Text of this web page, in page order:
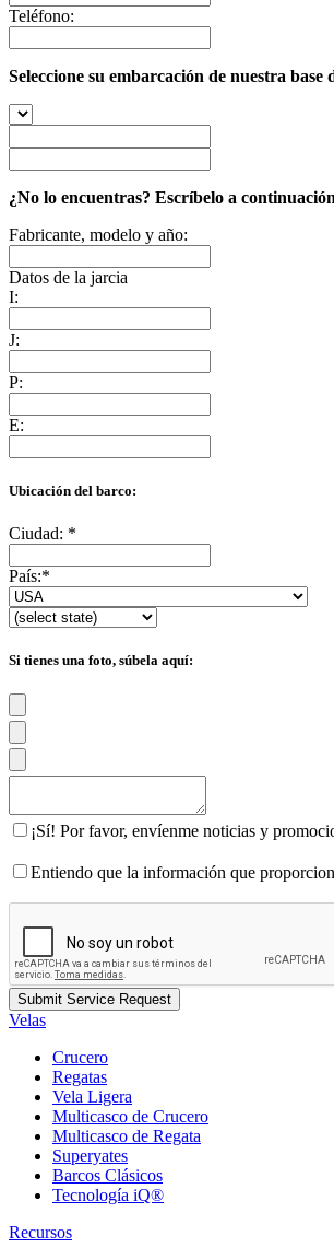
Teléfono:
Seleccione su embarcación de nuestra base
¿No lo encuentras? Escríbelo a
Fabricante, modelo y año:
Datos de la jarcia
I:
J:
P:
E:
Ubicación del barco:
Ciudad: *
País:*
Si tienes una foto, súbela aquí:
¡Sí! Por favor, envíenme noticias y
Entiendo que la información que
Velas
Crucero
Regatas
Vela Ligera
Multicasco de Crucero
Multicasco de Regata
Superyates
Barcos Clásicos
Tecnología iQ®
Recursos